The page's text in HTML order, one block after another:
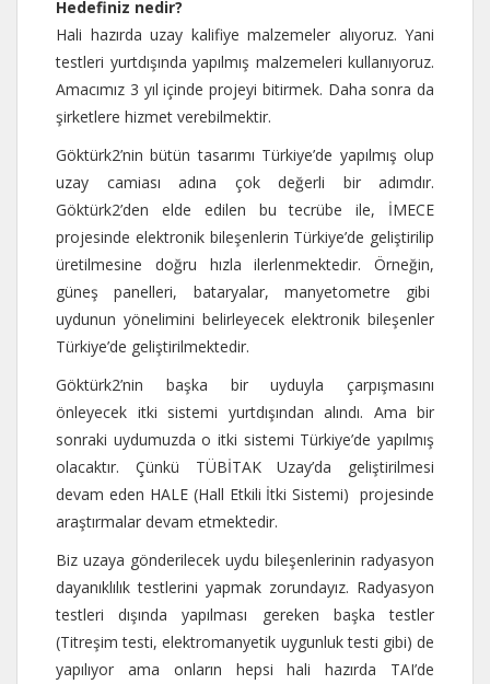
Hedefiniz nedir?
Hali hazırda uzay kalifiye malzemeler alıyoruz. Yani
testleri yurtdışında yapılmış malzemeleri kullanıyoruz.
Amacımız 3 yıl içinde projeyi bitirmek. Daha sonra da
şirketlere hizmet verebilmektir.
Göktürk2’nin bütün tasarımı Türkiye’de yapılmış olup
uzay camiası adına çok değerli bir adımdır.
Göktürk2’den elde edilen bu tecrübe ile, İMECE
projesinde elektronik bileşenlerin Türkiye’de geliştirilip
üretilmesine doğru hızla ilerlenmektedir. Örneğin,
güneş panelleri, bataryalar, manyetometre gibi
uydunun yönelimini belirleyecek elektronik bileşenler
Türkiye’de geliştirilmektedir.
Göktürk2’nin başka bir uyduyla çarpışmasını
önleyecek itki sistemi yurtdışından alındı. Ama bir
sonraki uydumuzda o itki sistemi Türkiye’de yapılmış
olacaktır. Çünkü TÜBİTAK Uzay’da geliştirilmesi
devam eden HALE (Hall Etkili İtki Sistemi) projesinde
araştırmalar devam etmektedir.
Biz uzaya gönderilecek uydu bileşenlerinin radyasyon
dayanıklılık testlerini yapmak zorundayız. Radyasyon
testleri dışında yapılması gereken başka testler
(Titreşim testi, elektromanyetik uygunluk testi gibi) de
yapılıyor ama onların hepsi hali hazırda TAI’de